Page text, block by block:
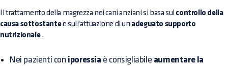
Il trattamento della magrezza nei cani anziani si basa sul controllo della
causa sottostantee sull'attuazione di un adeguato supporto
nutrizionale.
Nei pazienti con iporessia è consigliabile aumentare la